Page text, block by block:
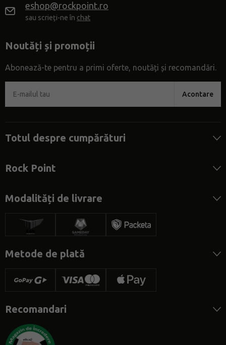
eshop@rockpoint.ro
sau scrieți-ne în chat
Noutăți și promoții
Abonează-te pentru a primi oferte, noutăți și recomandări.
Acontare
Totul despre cumpărături
Rock Point
Modalități de livrare
Metode de plată
Recomandari